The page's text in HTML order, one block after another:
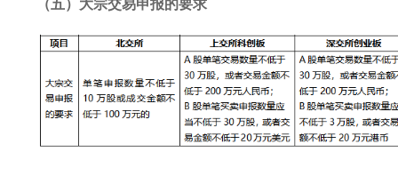
（五）大宗交易申报的要求